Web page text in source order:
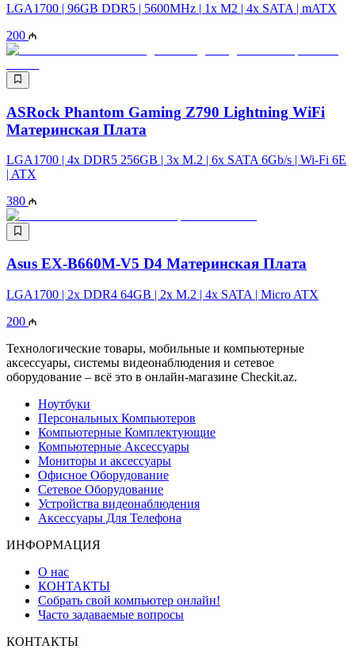
LGA1700 | 96GB DDR5 | 5600MHz | 1x M2 | 4x SATA | mATX
200
ASRock Phantom Gaming Z790 Lightning WiFi
Материнская Плата
LGA1700 | 4x DDR5 256GB | 3x M.2 | 6x SATA 6Gb/s | Wi-Fi 6E
| ATX
380
Asus EX-B660M-V5 D4 Материнская Плата
LGA1700​​​​​​​ | 2x DDR4 64GB | 2x M.2 | 4x SATA | Micro ATX
200
Технологические товары, мобильные и компьютерные
аксессуары, системы видеонаблюдения и сетевое
оборудование – всё это в онлайн-магазине Checkit.az.
Ноутбуки
Персональных Компьютеров
Компьютерные Комплектующие
Компьютерные Аксессуары
Мониторы и аксессуары
Офисное Оборудование
Сетевое Оборудование
Устройства видеонаблюдения
Аксессуары Для Телефона
ИНФОРМАЦИЯ
О нас
КОНТАКТЫ
Собрать свой компьютер онлайн!
Часто задаваемые вопросы
КОНТАКТЫ